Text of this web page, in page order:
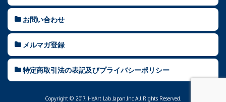
お問い合わせ
メルマガ登録
特定商取引法の表記及びプライバシーポリシー
Copyright © 2017. HeArt Lab Japan.Inc All Rights Reserved.